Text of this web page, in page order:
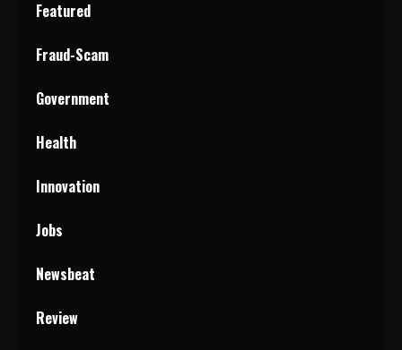
Featured
Fraud-Scam
Government
Health
Innovation
Jobs
Newsbeat
Review